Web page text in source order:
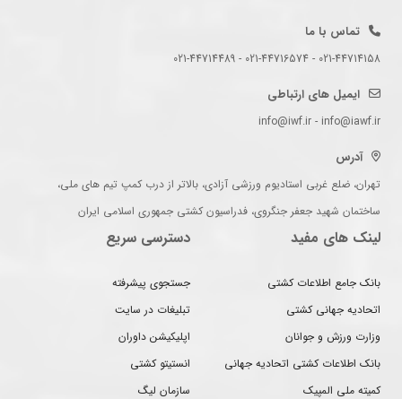
تماس با ما
021-44714158 - 021-44716574 - 021-44714489
ایمیل های ارتباطی
info@iwf.ir - info@iawf.ir
آدرس
تهران، ضلع غربی استادیوم ورزشی آزادی، بالاتر از درب کمپ تیم های ملی،
ساختمان شهید جعفر جنگروی، فدراسیون کشتی جمهوری اسلامی ایران
لینک های مفید
بانک جامع اطلاعات کشتی
اتحادیه جهانی کشتی
وزارت ورزش و جوانان
بانک اطلاعات کشتی اتحادیه جهانی
کمیته ملی المپیک
دسترسی سریع
جستجوی پیشرفته
تبلیغات در سایت
اپلیکیشن داوران
انستیتو کشتی
سازمان لیگ